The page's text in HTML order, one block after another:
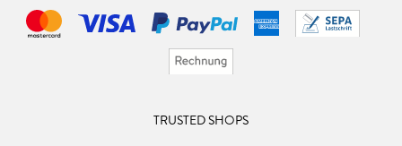
TRUSTED SHOPS